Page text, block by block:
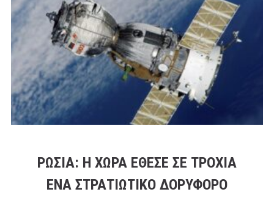
ΡΩΣΊΑ: Η ΧΏΡΑ ΈΘΕΣΕ ΣΕ ΤΡΟΧΙΆ
ΈΝΑ ΣΤΡΑΤΙΩΤΙΚΌ ΔΟΡΥΦΌΡΟ